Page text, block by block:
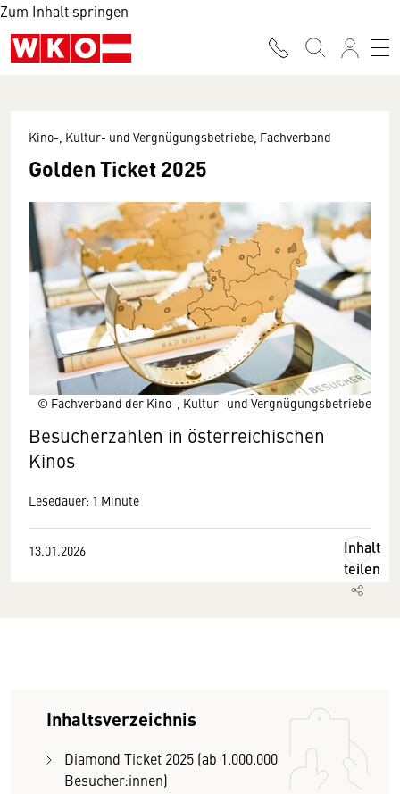
Zum Inhalt springen
© Fachverband der Kino-, Kultur- und Vergnügungsbetriebe
Kino-, Kultur- und Vergnügungsbetriebe, Fachverband
Golden Ticket 2025
Besucherzahlen in österreichischen
Kinos
Lesedauer: 1 Minute
13.01.2026
Inhalt
teilen
Inhaltsverzeichnis
Diamond Ticket 2025 (ab 1.000.000
Besucher:innen)